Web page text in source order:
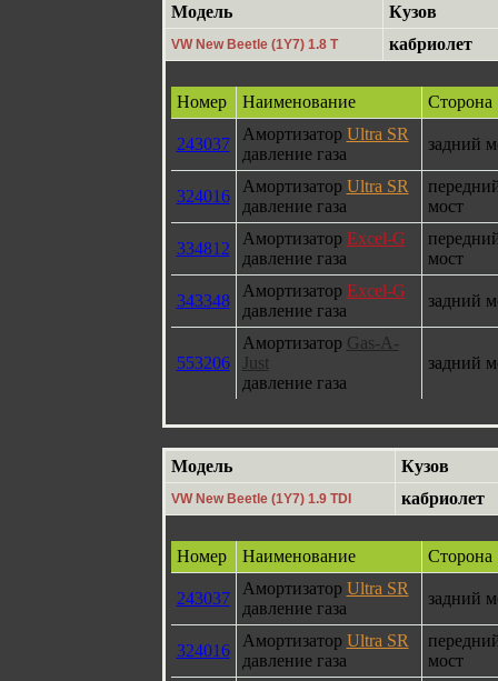
Модель Кузов
VW New Beetle (1Y7) 1.8 T кабриолет
Номер Наименование Сторона
243037
Амортизатор Ultra SR
давление газа
задний
324016
Амортизатор Ultra SR
давление газа
мост
334812
Амортизатор Excel-G
давление газа
мост
343348
Амортизатор Excel-G
давление газа
задний
553206
Амортизатор Gas-A-
Just
давление газа
задний
Модель Кузов
VW New Beetle (1Y7) 1.9 TDI кабриолет
Номер Наименование Сторона
243037
Амортизатор Ultra SR
давление газа
задний
324016
Амортизатор Ultra SR
давление газа
мост